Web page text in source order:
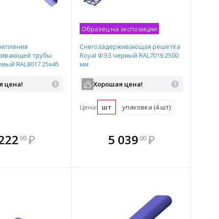
трубы
RAL8017 25х45
цена!
00 ₽
В комплекте
всегда выгоднее!
Образец на экспозиции
Снегозадерживающая решетка
Royal ФЭЗ черный RAL7016 2500
мм
Хорошая цена!
Цена: шт упаковка (4 шт)
комплекте
выгоднее!
5 039 00 ₽